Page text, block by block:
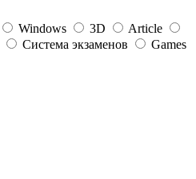
Windows 3D
Article
Система экзаменов
Games